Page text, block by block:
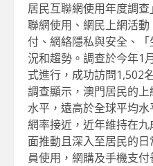
居民互聯網使用年度調
聯網使用、網民上網活
付、網絡隱私與安全、
況和趨勢。調查於今年1
式進行，成功訪問1,502
調查顯示，澳門居民的
水平，遠高於全球平均
網率接近，近年維持在
面推動且深入至居民的
員使用，網購及手機支